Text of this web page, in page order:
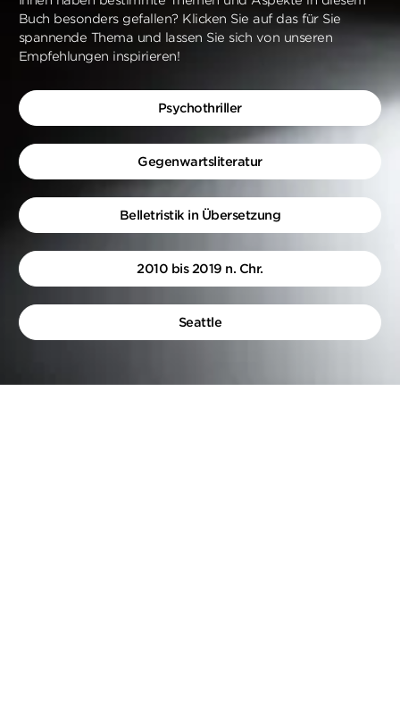
Buch besonders gefallen? Klicken Sie auf das für Sie
spannende Thema und lassen Sie sich von unseren
Empfehlungen inspirieren!
Psychothriller
Gegenwartsliteratur
Belletristik in Übersetzung
2010 bis 2019 n. Chr.
Seattle